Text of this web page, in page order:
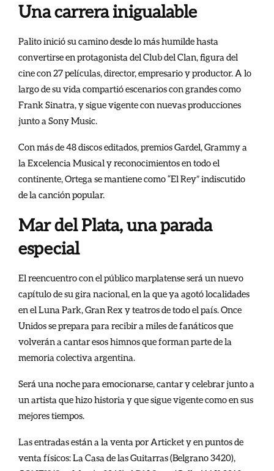
Una carrera inigualable
Palito inició su camino desde lo más humilde hasta
convertirse en protagonista del Club del Clan, figura del
cine con 27 películas, director, empresario y productor. A lo
largo de su vida compartió escenarios con grandes como
Frank Sinatra, y sigue vigente con nuevas producciones
junto a Sony Music.
Con más de 48 discos editados, premios Gardel, Grammy a
la Excelencia Musical y reconocimientos en todo el
continente, Ortega se mantiene como “El Rey” indiscutido
de la canción popular.
Mar del Plata, una parada
especial
El reencuentro con el público marplatense será un nuevo
capítulo de su gira nacional, en la que ya agotó localidades
en el Luna Park, Gran Rex y teatros de todo el país. Once
Unidos se prepara para recibir a miles de fanáticos que
volverán a cantar esos himnos que forman parte de la
memoria colectiva argentina.
Será una noche para emocionarse, cantar y celebrar junto a
un artista que hizo historia y que sigue vigente como en sus
mejores tiempos.
Las entradas están a la venta por Articket y en puntos de
venta físicos: La Casa de las Guitarras (Belgrano 3420),